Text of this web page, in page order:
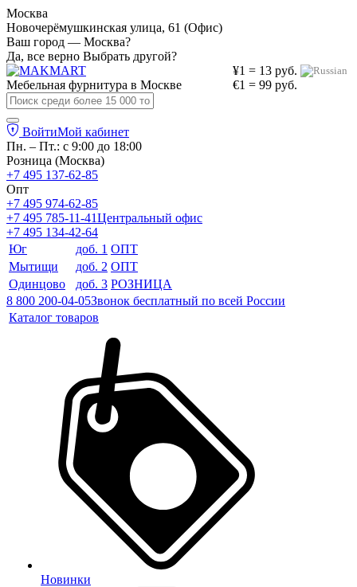
Москва
Новочерёмушкинская улица, 61 (Офис)
Ваш город — Москва?
Да, все верно Выбрать другой?
¥1 = 13 руб.
€1 = 99 руб.
Мебельная фурнитура в Москве
ВойтиМой кабинет
Пн. – Пт.: с 9:00 до 18:00
Розница (Москва)
+7 495 137-62-85
Опт
+7 495 974-62-85
+7 495 785-11-41Центральный офис
+7 495 134-42-64
Юг
доб. 1 ОПТ
Мытищи
доб. 2 ОПТ
Одинцово
доб. 3 РОЗНИЦА
8 800 200-04-05Звонок бесплатный по всей России
Каталог товаров
Новинки